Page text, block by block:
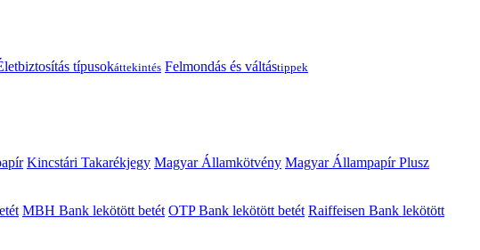
típusokáttekintés Felmondás és váltástippek
Kincstári Takarékjegy Magyar Államkötvény Magyar Állampapír Plusz
MBH Bank lekötött betét OTP Bank lekötött betét Raiffeisen Bank lekötött